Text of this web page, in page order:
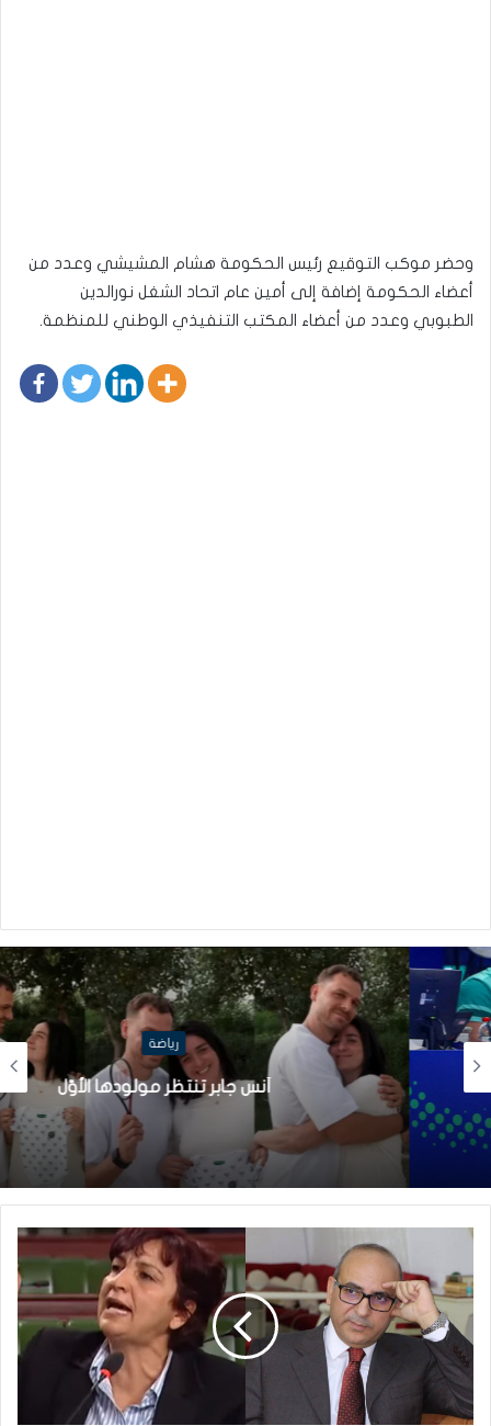
وحضر موكب التوقيع رئيس الحكومة هشام المشيشي وعدد من
أعضاء الحكومة إضافة إلى أمين عام اتحاد الشغل نورالدين
الطبوبي وعدد من أعضاء المكتب التنفيذي الوطني للمنظمة.
رياضة
أنس جابر تنتظر مولودها الأوّل